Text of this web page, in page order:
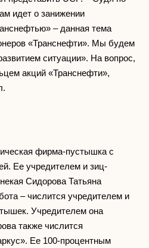
идет о занижении
– данная тема
«Транснефти». Мы будем
ситуации». На вопрос,
акций «Транснефти»,
фирма-пустышка с
Ее учредителем и зиц-
Сидорова Татьяна
– числится учредителем и
Учредителем она
также числится
Ее 100-процентным